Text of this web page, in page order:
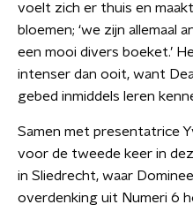
voelt zich er thuis en
bloemen; ‘we zijn allemaal
een mooi divers boeket.’
intenser dan ooit, want
gebed inmiddels leren
Samen met presentatrice
voor de tweede keer in
in Sliedrecht, waar
overdenking uit Numeri 6